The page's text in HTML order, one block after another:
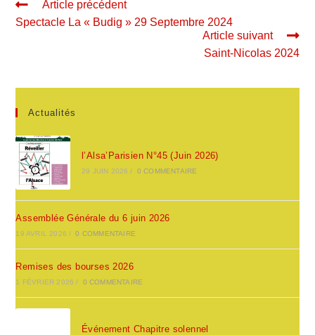
Article précédent
Spectacle La « Budig » 29 Septembre 2024
Article suivant
Saint-Nicolas 2024
Actualités
l’Alsa’Parisien N°45 (Juin 2026)
29 JUIN 2026 / 0 COMMENTAIRE
Assemblée Générale du 6 juin 2026
19 AVRIL 2026 / 0 COMMENTAIRE
Remises des bourses 2026
1 FÉVRIER 2026 / 0 COMMENTAIRE
Événement Chapitre solennel